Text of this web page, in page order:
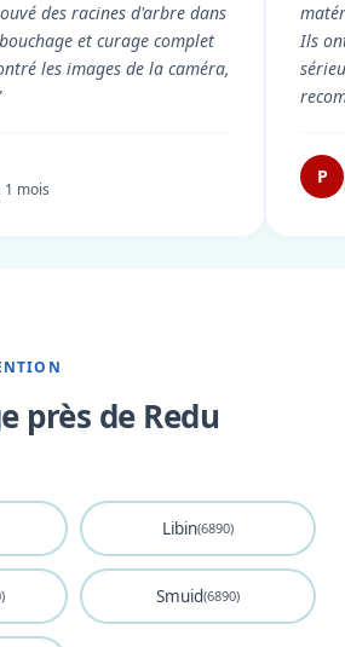
des racines d'arbre dans
et curage complet
les images de la caméra,
mois
Ils
P
près de Redu
Libin(6890)
Smuid(6890)